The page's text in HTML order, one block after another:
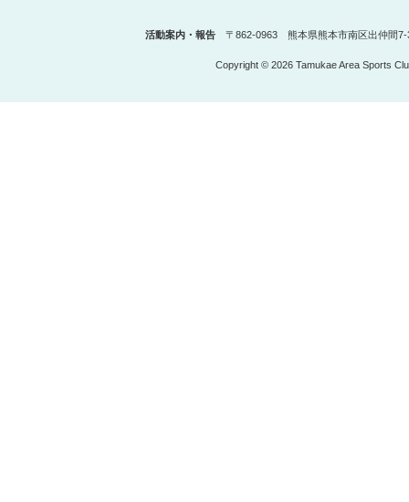
活動案内・報告 〒862-0963 熊本県熊本市南区出仲間
Copyright © 2026 Tamukae Area Sports